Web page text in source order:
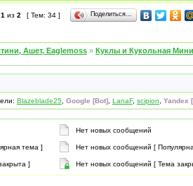
1 из 2 [ Тем: 34 ] Поделиться…
Ашет, Eaglemoss » Куклы и Кукольная
Blazeblade25 Google [Bot] LanaF, scipion Yandex
Нет новых сообщений
тема ] Нет новых сообщений [
] Нет новых сообщений [ Тема